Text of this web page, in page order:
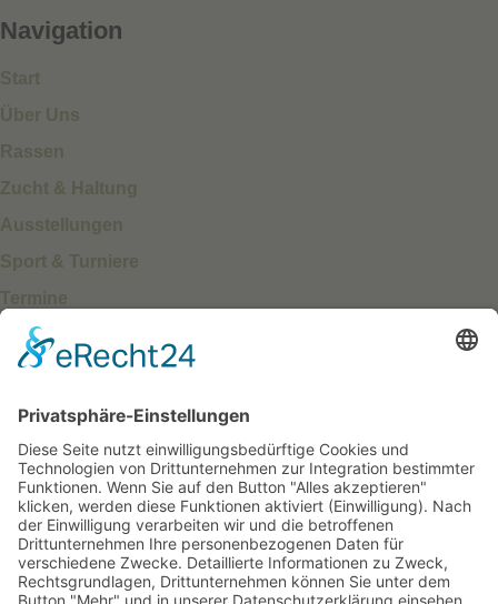
Navigation
Start
Über Uns
Rassen
Zucht & Haltung
Ausstellungen
Sport & Turniere
Termine
Impressum
Datenschutz
Landesgruppen
Nord
Nordost
Ost
Süd